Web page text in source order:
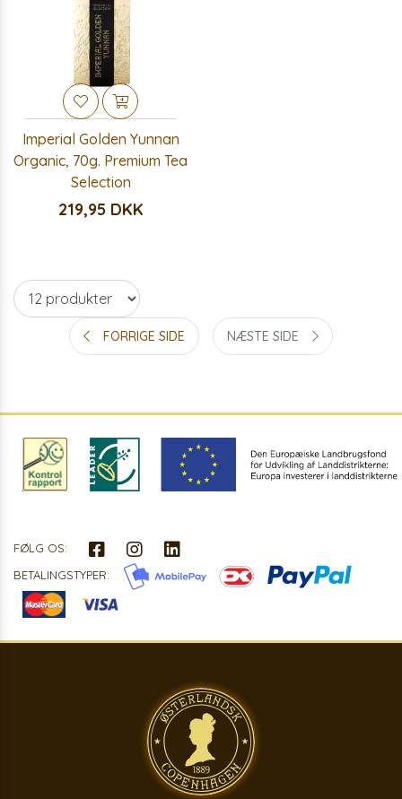
Imperial Golden Yunnan
Organic, 70g. Premium Tea
Selection
219,95 DKK
FORRIGE SIDE NÆSTE SIDE
FØLG OS:
BETALINGSTYPER: